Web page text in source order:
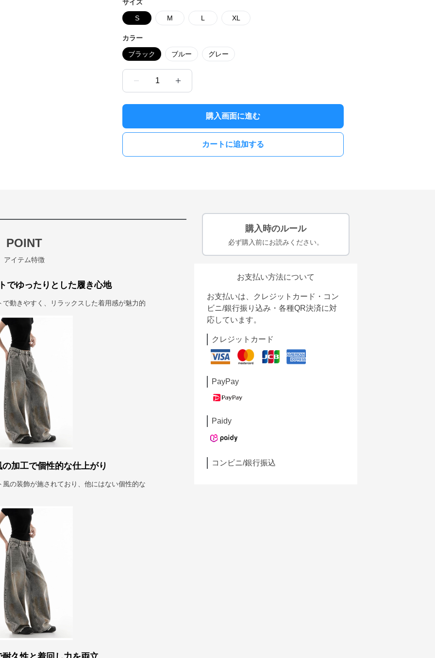
サイズ
S M L XL
カラー
ブラック ブルー グレー
1
購入画面に進む
カートに追加する
POINT
アイテム特徴
でゆったりとした履き心地
動きやすく、リラックスした着用感が魅力的
加工で個性的な仕上がり
の装飾が施されており、他にはない個性的な
購入時のルール
必ず購入前にお読みください。
お支払い方法について
お支払いは、クレジットカード・コン
ビニ/銀行振り込み・各種QR決済に対
応しています。
クレジットカード
PayPay
Paidy
コンビニ/銀行振込